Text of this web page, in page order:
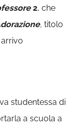
2, che
, titolo
studentessa di
a scuola a